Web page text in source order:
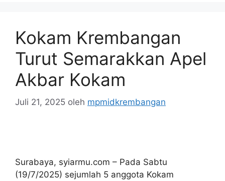
Kokam Krembangan
Turut Semarakkan Apel
Akbar Kokam
Juli 21, 2025 oleh mpmidkrembangan
Surabaya, syiarmu.com – Pada Sabtu
(19/7/2025) sejumlah 5 anggota Kokam